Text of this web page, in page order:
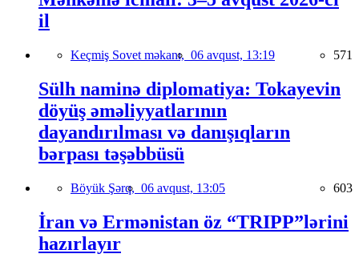
il
Keçmiş Sovet məkanı, 06 avqust, 13:19 571
Sülh naminə diplomatiya: Tokayevin
döyüş əməliyyatlarının
dayandırılması və danışıqların
bərpası təşəbbüsü
Böyük Şərq, 06 avqust, 13:05 603
İran və Ermənistan öz “TRIPP”lərini
hazırlayır